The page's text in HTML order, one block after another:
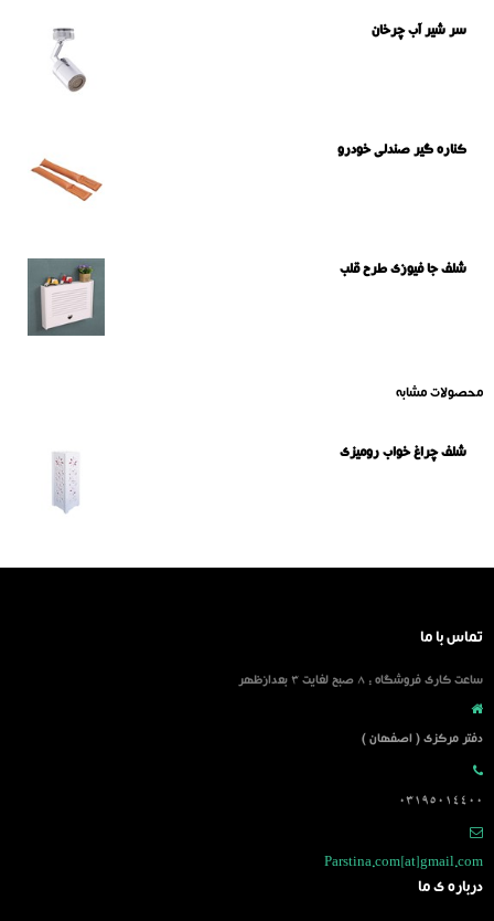
سر شیر آب چرخان
کناره گیر صندلی خودرو
شلف جا فیوزی طرح قلب
محصولات مشابه
شلف چراغ خواب رومیزی
تماس با ما
ساعت کاری فروشگاه : 8 صبح لغایت 3 بعدازظهر
دفتر مرکزی ( اصفهان )
03195014400
Parstina.com[at]gmail.com
درباره ی ما